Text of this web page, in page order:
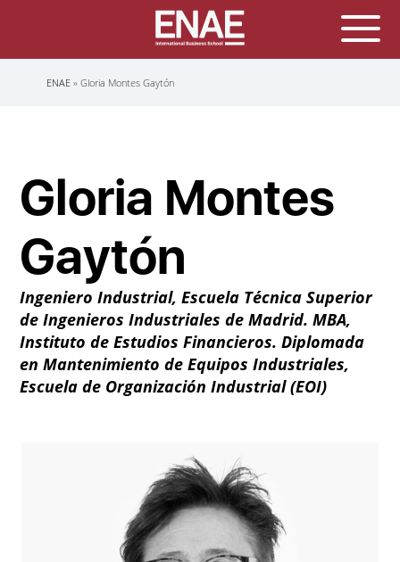
Sobrescribir
ENAE Gloria Montes Gaytón
Gloria Montes
Gaytón
Ingeniero Industrial, Escuela Técnica Superior
de Ingenieros Industriales de Madrid. MBA,
Instituto de Estudios Financieros. Diplomada
en Mantenimiento de Equipos Industriales,
Escuela de Organización Industrial (EOI)